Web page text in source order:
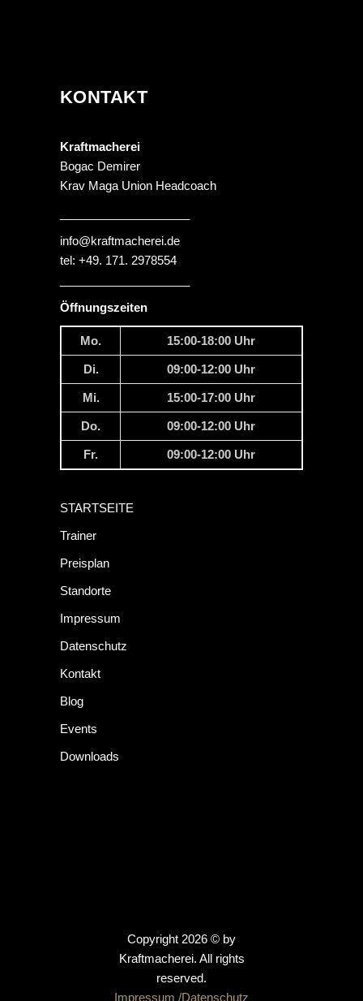
KONTAKT
Kraftmacherei
Bogac Demirer
Krav Maga Union Headcoach
info@kraftmacherei.de
tel: +49. 171. 2978554
Öffnungszeiten
Mo. 15:00-18:00 Uhr
Di. 09:00-12:00 Uhr
Mi. 15:00-17:00 Uhr
Do. 09:00-12:00 Uhr
Fr. 09:00-12:00 Uhr
STARTSEITE
Trainer
Preisplan
Standorte
Impressum
Datenschutz
Kontakt
Blog
Events
Downloads
Copyright 2026 © by
Kraftmacherei. All rights
reserved.
Impressum /Datenschutz